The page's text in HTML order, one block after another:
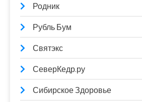
Родник
Рубль Бум
Святэкс
СеверКедр.ру
Сибирское Здоровье